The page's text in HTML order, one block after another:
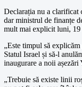
Declarația nu a clarificat
dar ministrul de finanțe
mult mai explicit luni, 19
„Este timpul să
Statul Israel și să-l
inaugurare a noii
„Trebuie să existe linii